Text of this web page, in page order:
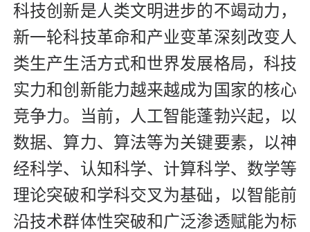
科技创新是人类文明进步的不竭动力，
新一轮科技革命和产业变革深刻改变人
类生产生活方式和世界发展格局，科技
实力和创新能力越来越成为国家的核心
竞争力。当前，人工智能蓬勃兴起，以
数据、算力、算法等为关键要素，以神
经科学、认知科学、计算科学、数学等
理论突破和学科交叉为基础，以智能前
沿技术群体性突破和广泛渗透赋能为标